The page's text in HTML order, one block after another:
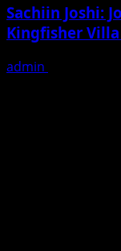
Sachiin Joshi:
Kingfisher
admin